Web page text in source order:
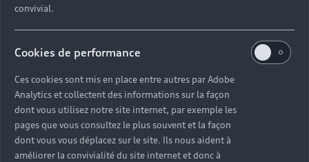
convivial.
Cookies de performance
Ces cookies sont mis en place entre autres par Adobe
Analytics et collectent des informations sur la façon
dont vous utilisez notre site internet, par exemple les
pages que vous consultez le plus souvent et la façon
dont vous vous déplacez sur le site. Ils nous aident à
améliorer la convivialité du site internet et donc à
Se munir de son numéro d’immatriculation
Sélectionner le Partenaire proche de chez soi
Ajouter les prestations au panier selon ses
besoins
Prendre rendez-vous en ligne au créneau de son
choix
Payer en ligne rapidement et de manière